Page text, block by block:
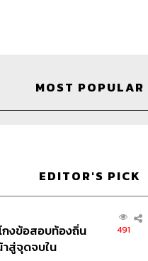
กรพงษ์ เมษพันธุ์, ธนธร กาญจ
กฤตพล จียะเกียรติ
Engineerขจีพรรณ วิ
& Admin
อภิสิทธิ์​ หรรษาภิ
ธนิดา โตวิวัฒน์
เชษฐพงศ์ ชูประดิษฐ์
MOST POPULAR
EDITOR'S PICK
กงข้อสอบท้องถิ่น
สู่จุดจบใน
491